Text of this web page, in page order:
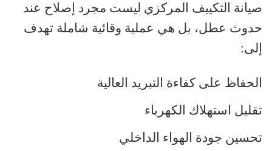
صيانة التكييف المركزي ليست مجرد إصلاح عند
حدوث عطل، بل هي عملية وقائية شاملة تهدف
إلى:
الحفاظ على كفاءة التبريد العالية
تقليل استهلاك الكهرباء
تحسين جودة الهواء الداخلي